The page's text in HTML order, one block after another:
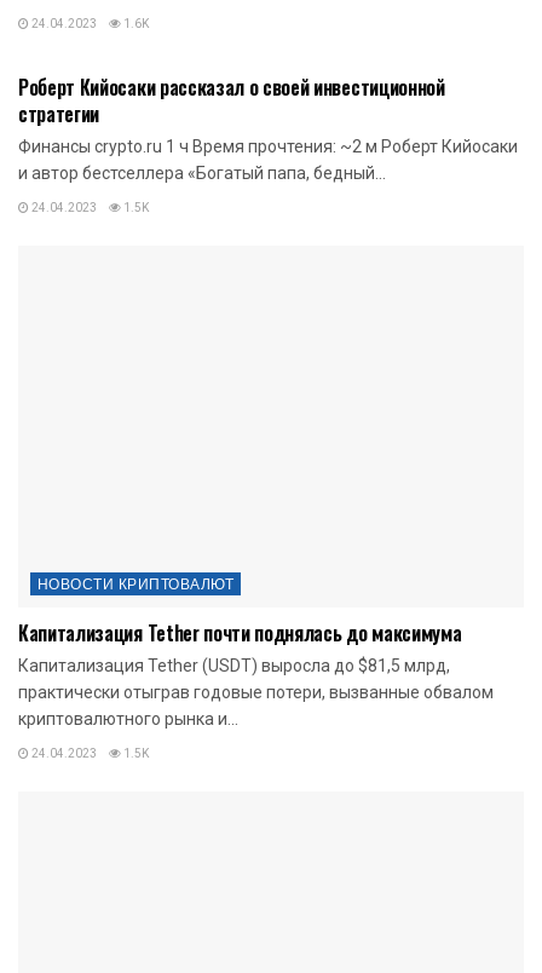
24.04.2023 1.6K
Роберт Кийосаки рассказал о своей инвестиционной
стратегии
Финансы crypto.ru 1 ч Время прочтения: ~2 м Роберт Кийосаки
и автор бестселлера «Богатый папа, бедный...
24.04.2023 1.5K
НОВОСТИ КРИПТОВАЛЮТ
Капитализация Tether почти поднялась до максимума
Капитализация Tether (USDT) выросла до $81,5 млрд,
практически отыграв годовые потери, вызванные обвалом
криптовалютного рынка и...
24.04.2023 1.5K